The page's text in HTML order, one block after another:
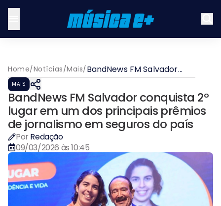
Home/Notícias/Mais/BandNews FM Salvador
conquista 2º lugar em um
jornalismo em seguros do
país
MAIS
BandNews FM Salvador conquista 2º
lugar em um dos principais prêmios
de jornalismo em seguros do país
Por Redação
09/03/2026 às 10:45